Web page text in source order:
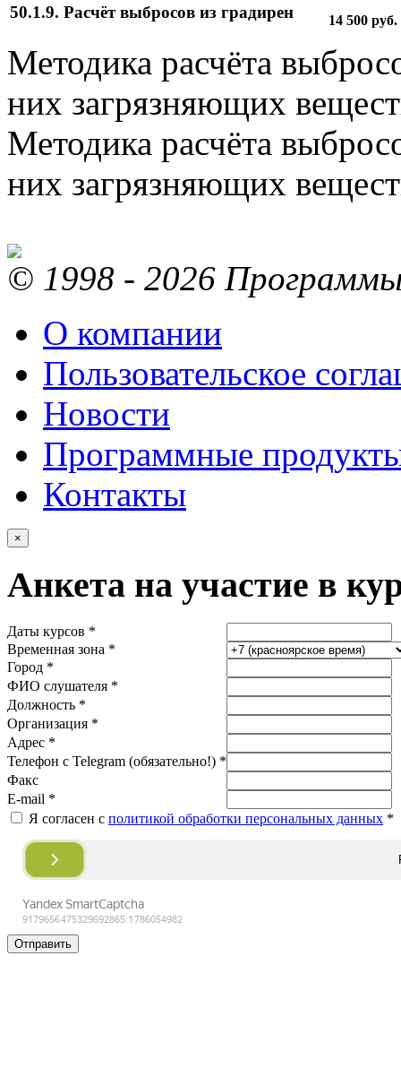
50.1.9. Расчёт выбросов из градирен 14 500 руб.
Методика расчёта
них загрязняющих
Методика расчёта
них загрязняющих
© 1998 - 2026 Программы
О компании
Пользовательское
Новости
Программные
Контакты
×
Анкета на участие в
Даты курсов *
Временная зона *
Город *
ФИО слушателя *
Должность *
Организация *
Адрес *
Телефон с Telegram (обязательно!) *
Факс
E-mail *
Я согласен с политикой обработки персональных данных *
Отправить